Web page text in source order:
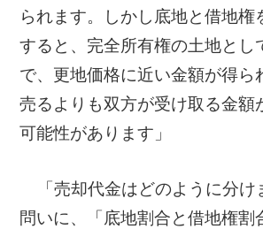
られます。しかし底地と借地権
すると、完全所有権の土地とし
で、更地価格に近い金額が得ら
売るよりも双方が受け取る金額
可能性があります」
「売却代金はどのように分け
問いに、「底地割合と借地権割